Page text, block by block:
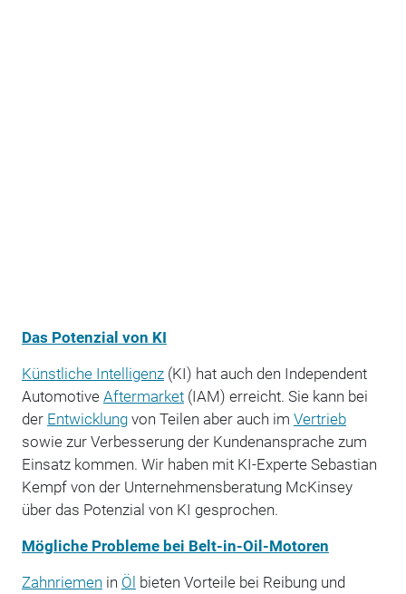
Das Potenzial von KI
Künstliche Intelligenz(KI) hat auch den Independent
Automotive Aftermarket(IAM) erreicht. Sie kann bei
der Entwicklungvon Teilen aber auch im Vertrieb
sowie zur Verbesserung der Kundenansprache zum
Einsatz kommen. Wir haben mit KI-Experte Sebastian
Kempf von der Unternehmensberatung McKinsey
über das Potenzial von KI gesprochen.
Mögliche Probleme bei Belt-in-Oil-Motoren
Zahnriemen in Öl bieten Vorteile bei Reibung und